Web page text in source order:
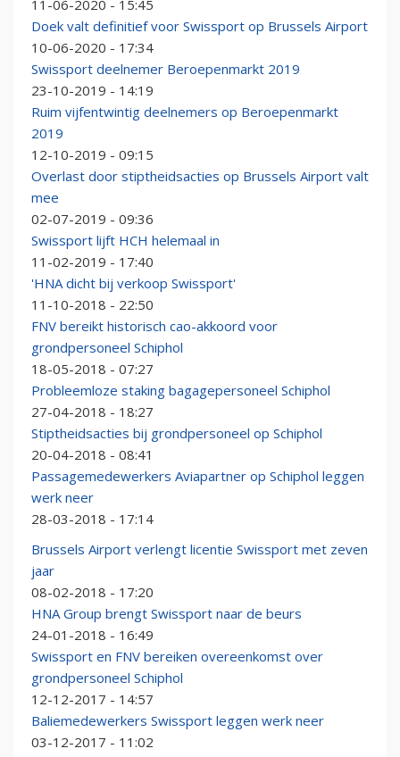
11-06-2020 - 15:45
Doek valt definitief voor Swissport op Brussels Airport
10-06-2020 - 17:34
Swissport deelnemer Beroepenmarkt 2019
23-10-2019 - 14:19
Ruim vijfentwintig deelnemers op Beroepenmarkt
2019
12-10-2019 - 09:15
Overlast door stiptheidsacties op Brussels Airport valt
mee
02-07-2019 - 09:36
Swissport lijft HCH helemaal in
11-02-2019 - 17:40
'HNA dicht bij verkoop Swissport'
11-10-2018 - 22:50
FNV bereikt historisch cao-akkoord voor
grondpersoneel Schiphol
18-05-2018 - 07:27
Probleemloze staking bagagepersoneel Schiphol
27-04-2018 - 18:27
Stiptheidsacties bij grondpersoneel op Schiphol
20-04-2018 - 08:41
Passagemedewerkers Aviapartner op Schiphol leggen
werk neer
28-03-2018 - 17:14
Brussels Airport verlengt licentie Swissport met zeven
jaar
08-02-2018 - 17:20
HNA Group brengt Swissport naar de beurs
24-01-2018 - 16:49
Swissport en FNV bereiken overeenkomst over
grondpersoneel Schiphol
12-12-2017 - 14:57
Baliemedewerkers Swissport leggen werk neer
03-12-2017 - 11:02